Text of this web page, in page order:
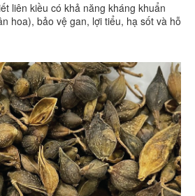
liên kiều có khả năng kháng khuẩn
hoa), bảo vệ gan, lợi tiểu, hạ sốt và hỗ